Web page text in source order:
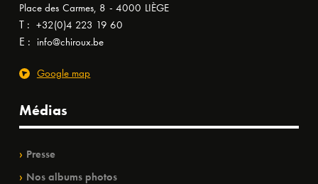
Place des Carmes, 8 - 4000 LIÈGE
T : +32(0)4 223 19 60
E : info@chiroux.be
Google map
Médias
Presse
Nos albums photos